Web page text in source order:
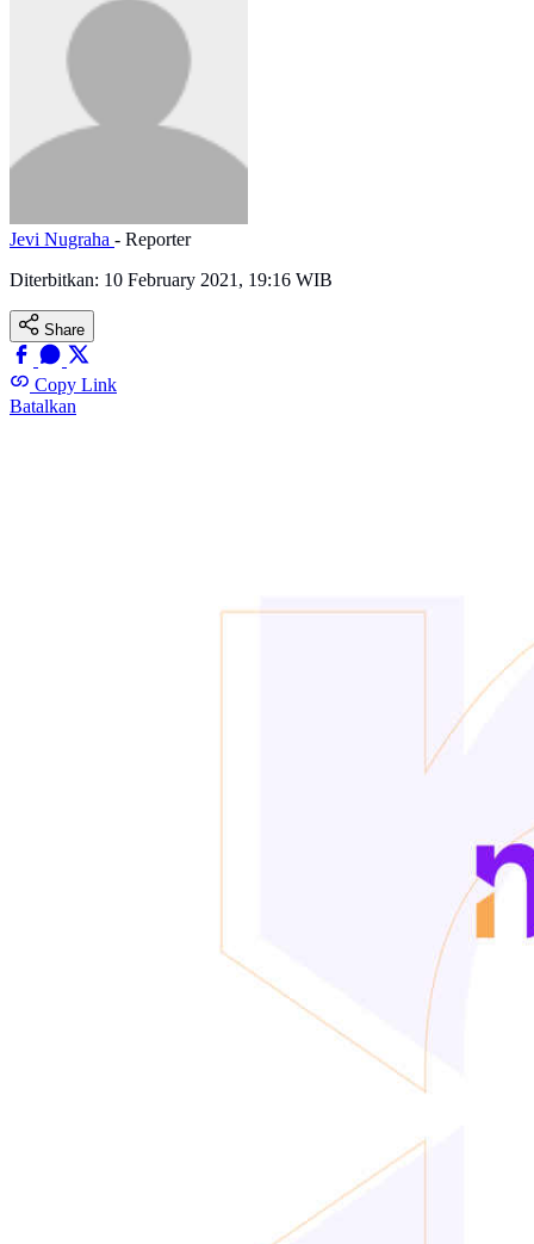
Jevi Nugraha - Reporter
Diterbitkan: 10 February 2021, 19:16 WIB
Share
Copy Link
Batalkan